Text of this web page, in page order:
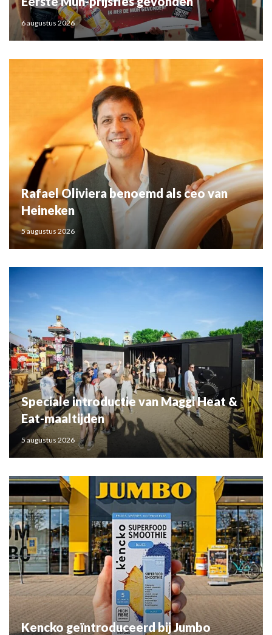
6 augustus 2026
Rafael Oliviera benoemd als ceo van
Heineken
5 augustus 2026
Speciale introductie van Maggi Heat &
Eat-maaltijden
5 augustus 2026
Kencko geïntroduceerd bij Jumbo